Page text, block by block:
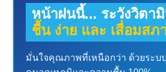
หน้าฝนนี้... ระวังวิตา
ชื้น ง่าย และ เสื่อมสภ
มั่นใจคุณภาพที่เหนือกว่า ด้วยระบ